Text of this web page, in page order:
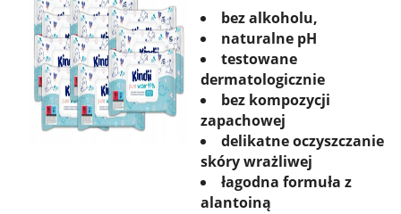
bez alkoholu,
naturalne pH
testowane
dermatologicznie
bez kompozycji
zapachowej
delikatne oczyszczanie
skóry wrażliwej
łagodna formuła z
alantoiną